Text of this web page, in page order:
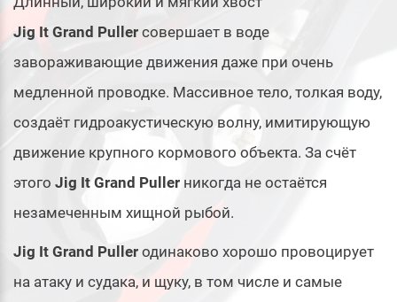
Jig It Grand Puller совершает в воде
завораживающие движения даже при очень
медленной проводке. Массивное тело, толкая воду,
создаёт гидроакустическую волну, имитирующую
движение крупного кормового объекта. За счёт
этого Jig It Grand Puller никогда не остаётся
незамеченным хищной рыбой.
Jig It Grand Puller одинаково хорошо провоцирует
на атаку и судака, и щуку, в том числе и самые